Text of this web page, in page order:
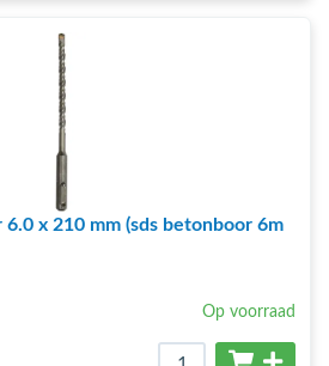
6.0 x 210 mm (sds betonboor 6m
Op voorraad